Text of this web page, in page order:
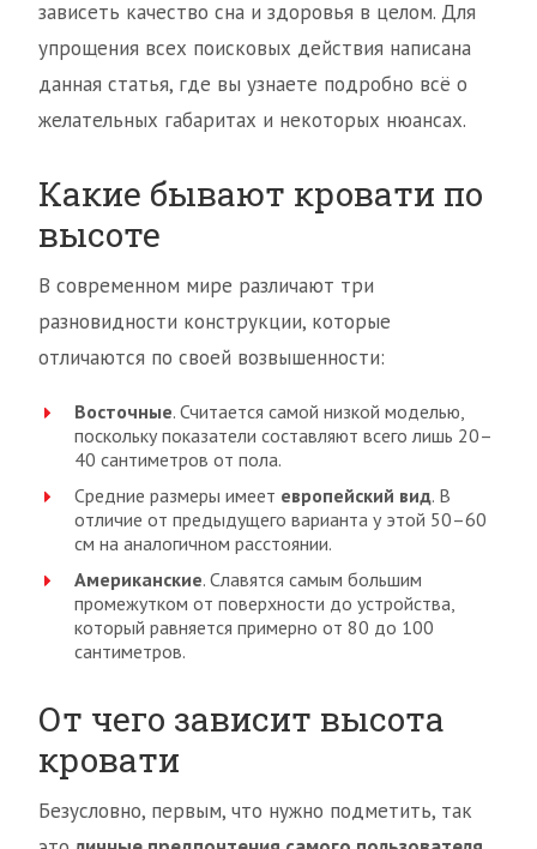
зависеть качество сна и здоровья в целом. Для
упрощения всех поисковых действия написана
данная статья, где вы узнаете подробно всё о
желательных габаритах и некоторых нюансах.
Какие бывают кровати по
высоте
В современном мире различают три
разновидности конструкции, которые
отличаются по своей возвышенности:
Восточные. Считается самой низкой моделью,
поскольку показатели составляют всего лишь 20–
40 сантиметров от пола.
Средние размеры имеет европейский вид. В
отличие от предыдущего варианта у этой 50–60
см на аналогичном расстоянии.
Американские. Славятся самым большим
промежутком от поверхности до устройства,
который равняется примерно от 80 до 100
сантиметров.
От чего зависит высота
кровати
Безусловно, первым, что нужно подметить, так